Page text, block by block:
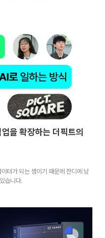
을 확장하는 더픽트의
터가 되는 셈이기 때문에 잔디에 남
습니다.